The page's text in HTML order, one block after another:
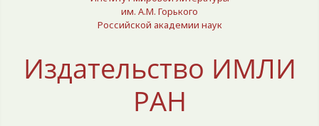
им. А.М. Горького
Российской академии наук
Издательство ИМЛИ
РАН